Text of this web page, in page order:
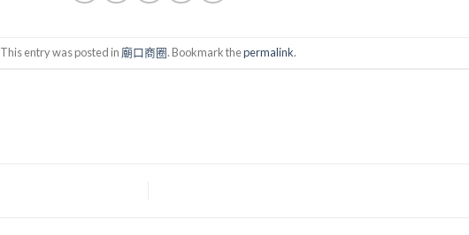
This entry was posted in 廟口商圈. Bookmark thepermalink.